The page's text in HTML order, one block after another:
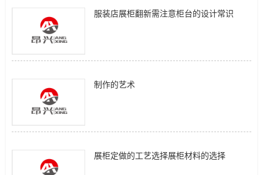
服装店展柜翻新需注意柜台的设计常识
制作的艺术
展柜定做的工艺选择展柜材料的选择